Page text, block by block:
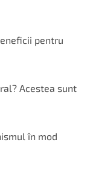
pentru
Acestea sunt
în mod